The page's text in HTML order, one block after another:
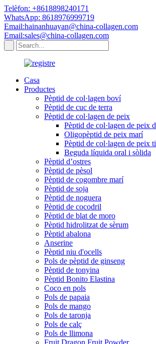
Telèfon: +8618898240171
WhatsApp: 8618976999719
Email:hainanhuayan@china-collagen.com
Email:sales@china-collagen.com
Casa
Productes
Pèptid de col·lagen boví
Pèptid de cuc de terra
Pèptid de col·lagen de peix
Pèptid de col·lagen de peix
Oligopèptid de peix marí
Pèptid de col·lagen de peix
Beguda líquida oral i sòlida
Pèptid d’ostres
Pèptid de pèsol
Pèptid de cogombre marí
Pèptid de soja
Pèptid de noguera
Pèptid de cocodril
Pèptid de blat de moro
Pèptid hidrolitzat de sèrum
Pèptid abalona
Anserine
Pèptid niu d'ocells
Pols de pèptid de ginseng
Pèptid de tonyina
Pèptid Bonito Elastina
Coco en pols
Pols de papaia
Pols de mango
Pols de taronja
Pols de calç
Pols de llimona
Fruit Dragon Fruit Powder